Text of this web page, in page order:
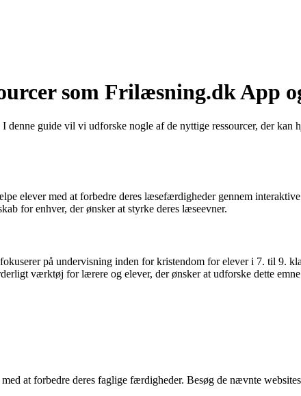
som Frilæsning.dk App
guide vil vi udforske nogle af de nyttige ressourcer, der kan
elever med at forbedre deres læsefærdigheder gennem
for enhver, der ønsker at styrke deres læseevner.
på undervisning inden for kristendom for elever i 7. til 9.
værktøj for lærere og elever, der ønsker at udforske dette
at forbedre deres faglige færdigheder. Besøg de nævnte